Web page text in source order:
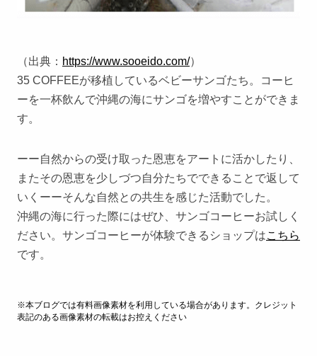
（出典： https://www.sooeido.com/）
35 COFFEEが移植しているベビーサンゴたち。コーヒ
ーを一杯飲んで沖縄の海にサンゴを増やすことができま
す。
ーー自然からの受け取った恩恵をアートに活かしたり、
またその恩恵を少しづつ自分たちでできることで返して
いくーーそんな自然との共生を感じた活動でした。
沖縄の海に行った際にはぜひ、サンゴコーヒーお試しく
ださい。サンゴコーヒーが体験できるショップはこちら
です。
※本ブログでは有料画像素材を利用している場合があります。クレジット
表記のある画像素材の転載はお控えください